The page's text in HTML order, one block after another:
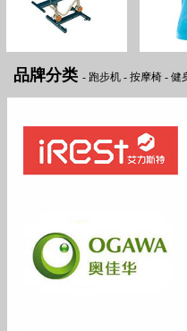
品牌分类 - 跑步机 - 按摩椅 - 健